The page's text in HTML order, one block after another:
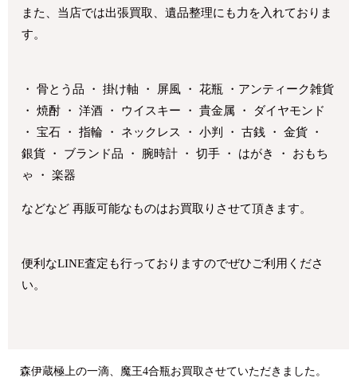
また、当店では出張買取、遺品整理にも力を入れておりま
す。
・ 骨とう品 ・ 掛け軸 ・ 屏風 ・ 花瓶 ・アンティーク雑貨
・ 焼酎 ・ 洋酒 ・ ウイスキー ・ 貴金属 ・ ダイヤモンド
・ 宝石 ・ 指輪 ・ ネックレス ・ 小判 ・ 古銭 ・ 金貨 ・
銀貨 ・ ブランド品 ・ 腕時計 ・ 切手 ・ はがき ・ おもち
ゃ ・ 楽器
などなど 再販可能なものはお買取りさせて頂きます。
便利なLINE査定も行っておりますのでぜひご利用くださ
い。
森伊蔵極上の一滴、魔王4合瓶お買取させていただきました。